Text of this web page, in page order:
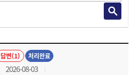
답변(1) 처리완료
2026-08-03